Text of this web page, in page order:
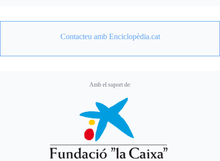
Contacteu amb Enciclopèdia.cat
Amb el suport de: